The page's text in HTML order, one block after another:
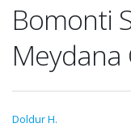
Bomonti
Meydana
Doldur H.